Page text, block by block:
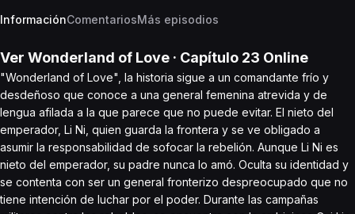
InformaciónComentariosMás episodios
Ver Wonderland of Love · Capítulo 23 Online
"Wonderland of Love", la historia sigue a un comandante frío y
desdeñoso que conoce a una general femenina atrevida y de
lengua afilada a la que parece que no puede evitar. El nieto del
emperador, Li Ni, quien guarda la frontera y se ve obligado a
asumir la responsabilidad de sofocar la rebelión. Aunque Li Ni es
nieto del emperador, su padre nunca lo amó. Oculta su identidad y
se contenta con ser un general fronterizo despreocupado que no
tiene intención de luchar por el poder. Durante las campañas